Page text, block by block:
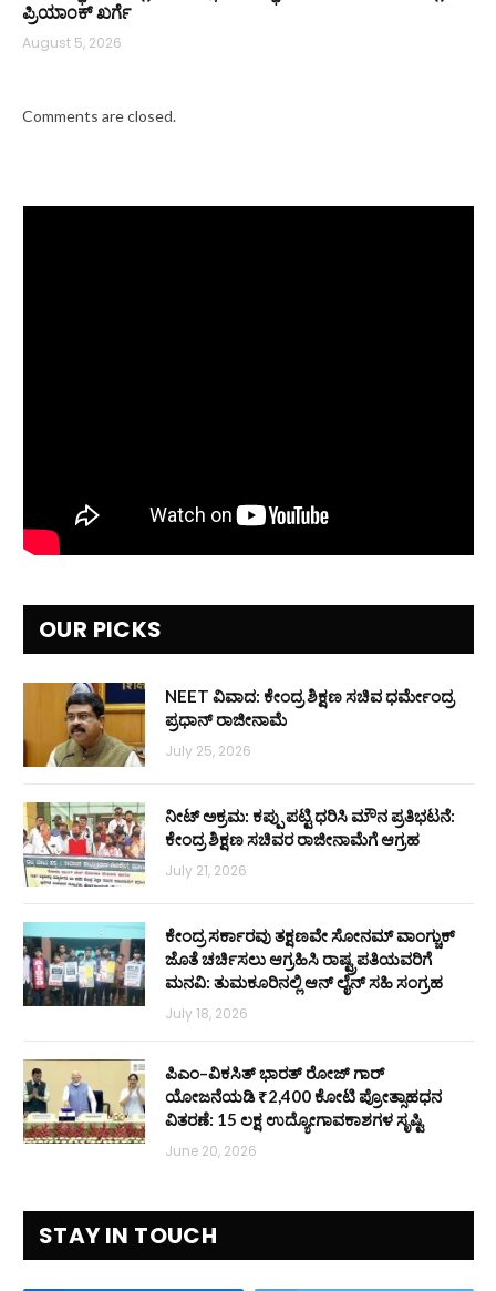
ಪ್ರಿಯಾಂಕ್ ಖರ್ಗೆ
August 5, 2026
Comments are closed.
OUR PICKS
NEET ವಿವಾದ: ಕೇಂದ್ರ ಶಿಕ್ಷಣ ಸಚಿವ ಧರ್ಮೇಂದ್ರ
ಪ್ರಧಾನ್ ರಾಜೀನಾಮೆ
July 25, 2026
ನೀಟ್ ಅಕ್ರಮ: ಕಪ್ಪು ಪಟ್ಟಿ ಧರಿಸಿ ಮೌನ ಪ್ರತಿಭಟನೆ:
ಕೇಂದ್ರ ಶಿಕ್ಷಣ ಸಚಿವರ ರಾಜೀನಾಮೆಗೆ ಆಗ್ರಹ
July 21, 2026
ಕೇಂದ್ರ ಸರ್ಕಾರವು ತಕ್ಷಣವೇ ಸೋನಮ್ ವಾಂಗ್ಚುಕ್
ಜೊತೆ ಚರ್ಚಿಸಲು ಆಗ್ರಹಿಸಿ ರಾಷ್ಟ್ರಪತಿಯವರಿಗೆ
ಮನವಿ: ತುಮಕೂರಿನಲ್ಲಿ ಆನ್‌ ಲೈನ್ ಸಹಿ ಸಂಗ್ರಹ
July 18, 2026
ಪಿಎಂ–ವಿಕಸಿತ್ ಭಾರತ್ ರೋಜ್‌ ಗಾರ್
ಯೋಜನೆಯಡಿ ₹2,400 ಕೋಟಿ ಪ್ರೋತ್ಸಾಹಧನ
ವಿತರಣೆ: 15 ಲಕ್ಷ ಉದ್ಯೋಗಾವಕಾಶಗಳ ಸೃಷ್ಟಿ
June 20, 2026
STAY IN TOUCH